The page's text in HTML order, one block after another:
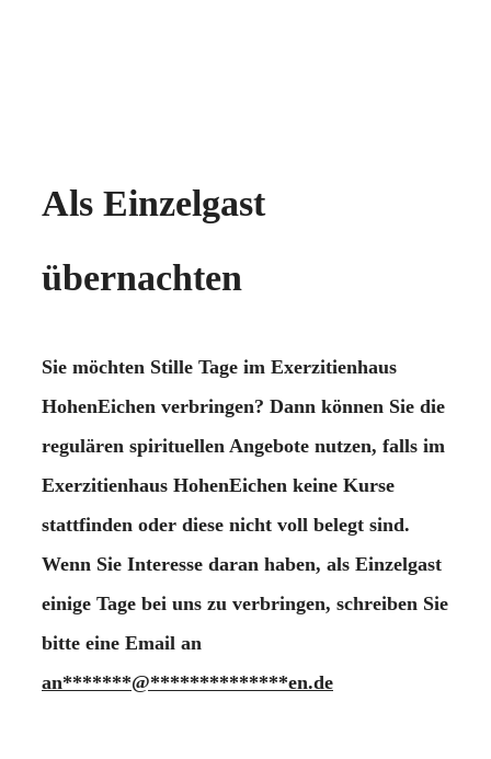
Als Einzelgast
übernachten
Sie möchten Stille Tage im Exerzitienhaus
HohenEichen verbringen? Dann können Sie die
regulären spirituellen Angebote nutzen, falls im
Exerzitienhaus HohenEichen keine Kurse
stattfinden oder diese nicht voll belegt sind.
Wenn Sie Interesse daran haben, als Einzelgast
einige Tage bei uns zu verbringen, schreiben Sie
bitte eine Email an
an*******@**************en.de